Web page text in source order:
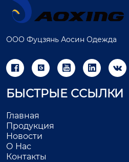
ООО Фуцзянь Аосин Одежда
    
БЫСТРЫЕ ССЫЛКИ
Главная
Продукция
Новости
О Нас
Контакты